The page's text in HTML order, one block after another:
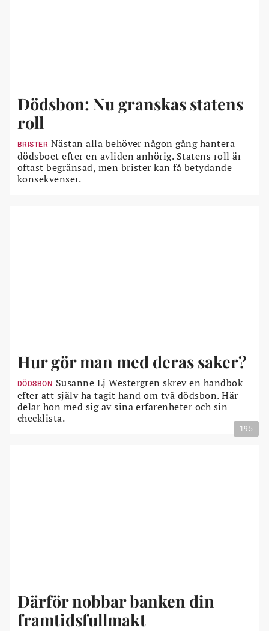
Dödsbon: Nu granskas statens
roll
BRISTER Nästan alla behöver någon gång hantera
dödsboet efter en avliden anhörig. Statens roll är
oftast begränsad, men brister kan få betydande
konsekvenser.
Hur gör man med deras saker?
DÖDSBON Susanne Lj Westergren skrev en handbok
efter att själv ha tagit hand om två dödsbon. Här
delar hon med sig av sina erfarenheter och sin
checklista.
195
Därför nobbar banken din
framtidsfullmakt